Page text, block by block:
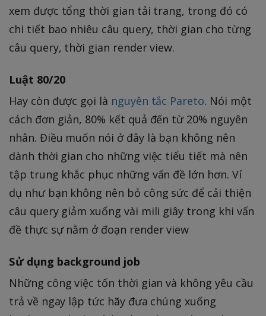
xem được tổng thời gian tải trang, trong đó có
chi tiết bao nhiêu câu query, thời gian cho từng
câu query, thời gian render view.
Luật 80/20
Hay còn được gọi là nguyên tắc Pareto. Nói một
cách đơn giản, 80% kết quả đến từ 20% nguyên
nhân. Điều muốn nói ở đây là bạn không nên
dành thời gian cho những việc tiểu tiết mà nên
tập trung khắc phục những vấn đề lớn hơn. Ví
dụ như bạn không nên bỏ công sức để cải thiện
câu query giảm xuống vài mili giây trong khi vấn
đề thực sự nằm ở đoạn render view
Sử dụng background job
Những công việc tốn thời gian và không yêu cầu
trả về ngay lập tức hãy đưa chúng xuống